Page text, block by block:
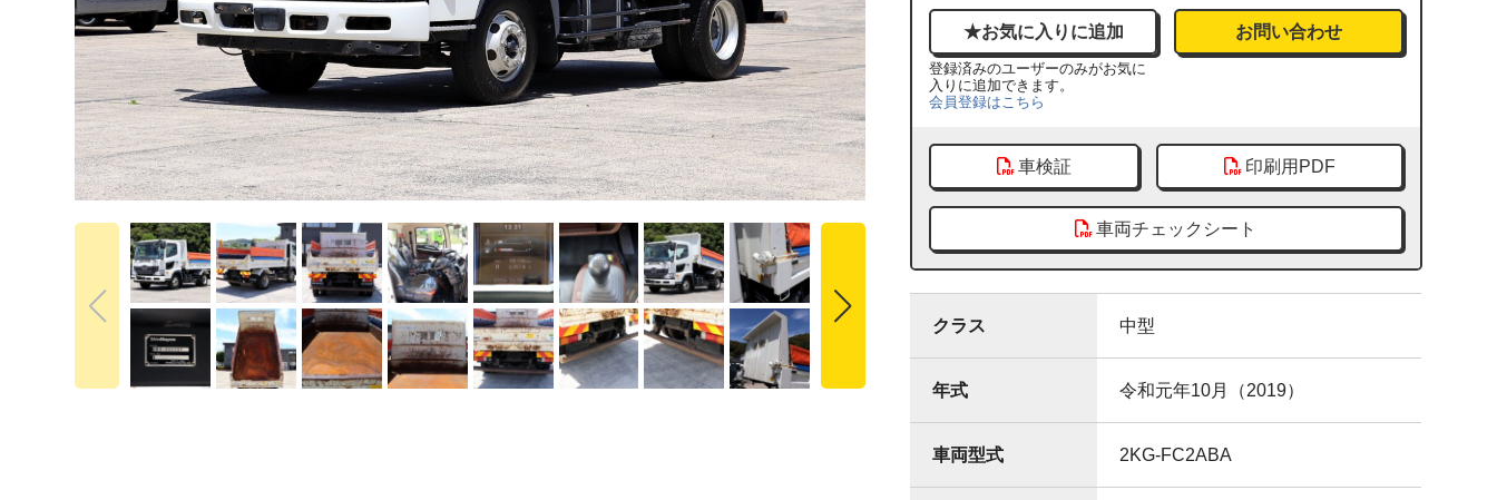
登録済みのユーザーのみがお気に
入りに追加できます。
会員登録はこちら
お問い合わせ
車検証 印刷用PDF
車両チェックシート
クラス 中型
年式 令和元年10月（2019）
車両型式 2KG-FC2ABA